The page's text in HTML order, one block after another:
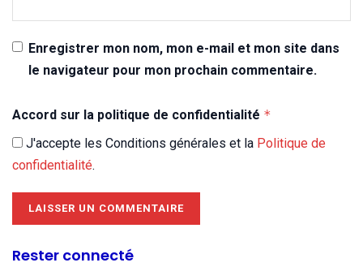
Enregistrer mon nom, mon e-mail et mon site dans
le navigateur pour mon prochain commentaire.
Accord sur la politique de confidentialité *
J'accepte les Conditions générales et la Politique de
confidentialité.
Rester connecté